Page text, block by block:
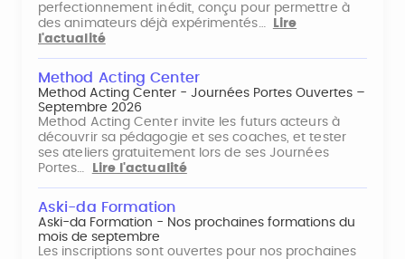
perfectionnement inédit, conçu pour permettre à
des animateurs déjà expérimentés…
Lire
l'actualité
Method Acting Center
Method Acting Center - Journées Portes Ouvertes –
Septembre 2026
Method Acting Center invite les futurs acteurs à
découvrir sa pédagogie et ses coaches, et tester
ses ateliers gratuitement lors de ses Journées
Portes…
Lire l'actualité
Aski-da Formation
Aski-da Formation - Nos prochaines formations du
mois de septembre
Les inscriptions sont ouvertes pour nos prochaines